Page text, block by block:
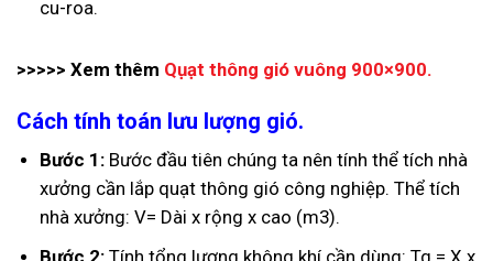
cu-roa.
>>>>> Xem thêm Qụạt thông gió vuông 900×900.
Cách tính toán lưu lượng gió.
Bước 1:Bước đầu tiên chúng ta nên tính thể tích nhà
xưởng cần lắp quạt thông gió công nghiệp. Thể tích
nhà xưởng: V= Dài x rộng x cao (m3).
Bước 2:Tính tổng lượng không khí cần dùng: Tg = X x